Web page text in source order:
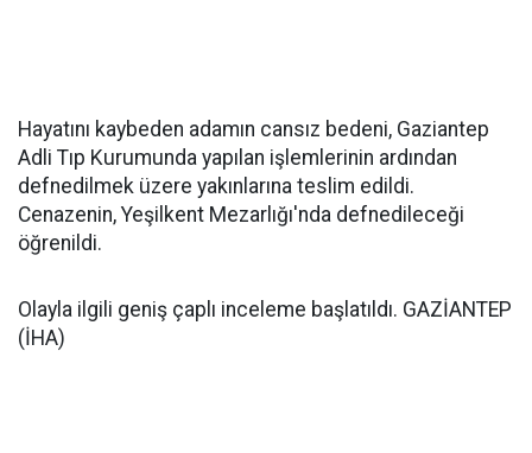
Hayatını kaybeden adamın cansız bedeni, Gaziantep
Adli Tıp Kurumunda yapılan işlemlerinin ardından
defnedilmek üzere yakınlarına teslim edildi.
Cenazenin, Yeşilkent Mezarlığı'nda defnedileceği
öğrenildi.
Olayla ilgili geniş çaplı inceleme başlatıldı. GAZİANTEP
(İHA)